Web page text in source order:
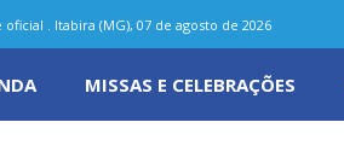
. Itabira (MG), 07 de agosto de 2026
MISSAS E CELEBRAÇÕES